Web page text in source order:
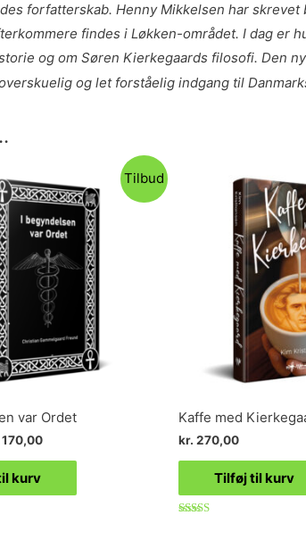
forfatterskab. Henny Mikkelsen har
findes i Løkken-området. I dag er
og om Søren Kierkegaards filosofi. Den
og let forståelig indgang til
Tilbud
var Ordet
170,00
kurv
Kaffe med
kr. 270,00
Tilføj til kurv